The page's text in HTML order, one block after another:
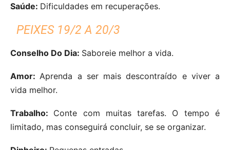
Saúde: Dificuldades em recuperações.
PEIXES 19/2 A 20/3
Conselho Do Dia: Saboreie melhor a vida.
Amor: Aprenda a ser mais descontraído e viver a
vida melhor.
Trabalho: Conte com muitas tarefas. O tempo é
limitado, mas conseguirá concluir, se se organizar.